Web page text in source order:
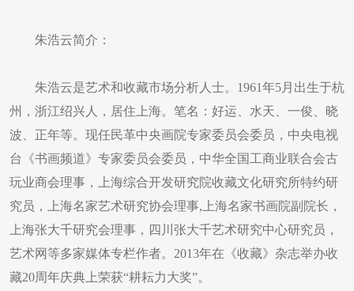
朱浩云简介：
朱浩云是艺术和收藏市场分析人士。1961年5月出生于杭
州，浙江绍兴人，居住上海。笔名：好运、水天、一俊、晓
波、正年等。现任民革中央画院专家委员会委员，中央电视
台《书画频道》专家委员会委员，中华全国工商业联合会古
玩业商会理事，上海综合开发研究院收藏文化研究所特约研
究员，上海名家艺术研究协会理事,上海名家书画院副院长，
上海张大千研究会理事，四川张大千艺术研究中心研究员，
艺术网等多家媒体专栏作者。2013年在《收藏》杂志举办收
藏20周年庆典上荣获“耕耘力大奖”。